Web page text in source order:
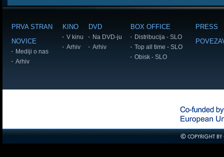
PRVA STRAN
NOVICE
Mediji o nas
Arhiv
KINO
V kinu
Arhiv
DVD
Na DVD-ju
Arhiv
BOX OFFICE
Distribucija - SLO
Top all time - SLO
Obisk - SLO
PRESS